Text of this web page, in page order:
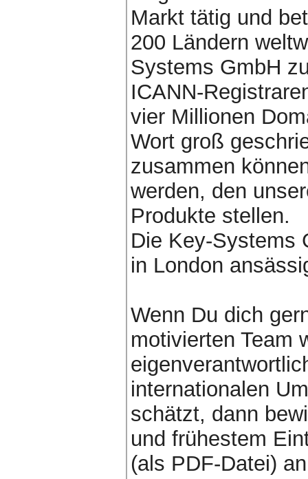
Markt tätig und
200 Ländern
Systems GmbH
ICANN-
vier Millionen
Wort groß
zusammen
werden, den
Produkte stellen.
Die Key-Systems
in London
Wenn Du dich
motivierten Team
internationalen
schätzt, dann
und frühestem
(als PDF-Datei)